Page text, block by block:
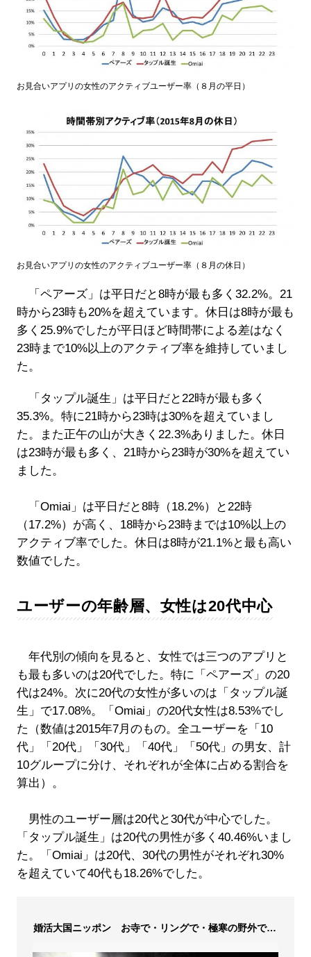
お見合いアプリの女性のアクティブユーザー率（８月の平日）
お見合いアプリの女性のアクティブユーザー率（８月の休日）
「ペアーズ」は平日だと8時が最も多く32.2%。21
時から23時も20%を超えています。休日は8時が最も
多く25.9%でしたが平日ほど時間帯による差はなく
23時まで10%以上のアクティブ率を維持していまし
た。
「タップル誕生」は平日だと22時が最も多く
35.3%。特に21時から23時は30%を超えていまし
た。また正午の山が大きく22.3%ありました。休日
は23時が最も多く、21時から23時が30%を超えてい
ました。
「Omiai」は平日だと8時（18.2%）と22時
（17.2%）が高く、18時から23時までは10%以上の
アクティブ率でした。休日は8時が21.1%と最も高い
数値でした。
ユーザーの年齢層、女性は20代中心
年代別の傾向を見ると、女性では三つのアプリと
も最も多いのは20代でした。特に「ペアーズ」の20
代は24%。次に20代の女性が多いのは「タップル誕
生」で17.08%。「Omiai」の20代女性は8.53%でし
た（数値は2015年7月のもの。全ユーザーを「10
代」「20代」「30代」「40代」「50代」の男女、計
10グループに分け、それぞれが全体に占める割合を
算出）。
男性のユーザー層は20代と30代が中心でした。
「タップル誕生」は20代の男性が多く40.46%いまし
た。「Omiai」は20代、30代の男性がそれぞれ30%
を超えていて40代も18.26%でした。
婚活大国ニッポン お寺で・リングで・極寒の野外で…